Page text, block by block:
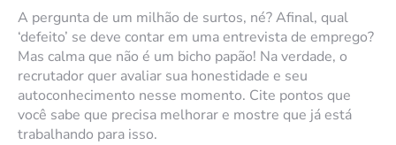
A pergunta de um milhão de surtos, né? Afinal, qual
‘defeito’ se deve contar em uma entrevista de emprego?
Mas calma que não é um bicho papão! Na verdade, o
recrutador quer avaliar sua honestidade e seu
autoconhecimento nesse momento. Cite pontos que
você sabe que precisa melhorar e mostre que já está
trabalhando para isso.